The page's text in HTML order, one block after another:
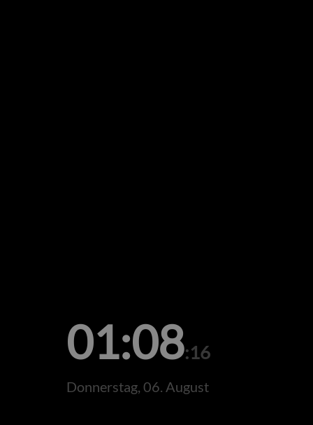
01:08:16
Donnerstag, 06. August